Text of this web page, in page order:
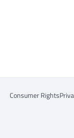
Consumer Rights